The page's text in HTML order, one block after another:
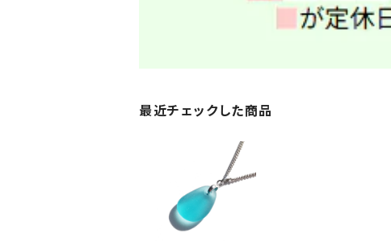
最近チェックした商品